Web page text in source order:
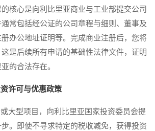
核心是向利比里亚商业与工业部提交公司
常包括经公证的公司章程与细则、董事及
办公地址证明等。完成商业注册后，您将
是后续所有申请的基础性法律文件，证明
的合法存在。
许可与优惠政策
型项目，向利比里亚国家投资委员会提
。即使不寻求特定的税收减免，获得投资